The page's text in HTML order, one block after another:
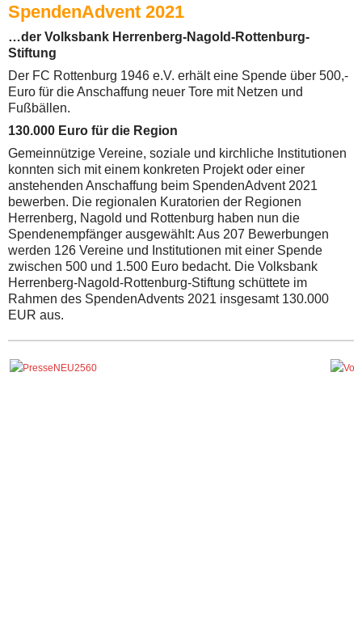
SpendenAdvent 2021
…der Volksbank Herrenberg-Nagold-Rottenburg-
Stiftung
Der FC Rottenburg 1946 e.V. erhält eine Spende über 500,-
Euro für die Anschaffung neuer Tore mit Netzen und
Fußbällen.
130.000 Euro für die Region
Gemeinnützige Vereine, soziale und kirchliche Institutionen
konnten sich mit einem konkreten Projekt oder einer
anstehenden Anschaffung beim SpendenAdvent 2021
bewerben. Die regionalen Kuratorien der Regionen
Herrenberg, Nagold und Rottenburg haben nun die
Spendenempfänger ausgewählt: Aus 207 Bewerbungen
werden 126 Vereine und Institutionen mit einer Spende
zwischen 500 und 1.500 Euro bedacht. Die Volksbank
Herrenberg-Nagold-Rottenburg-Stiftung schüttete im
Rahmen des SpendenAdvents 2021 insgesamt 130.000
EUR aus.